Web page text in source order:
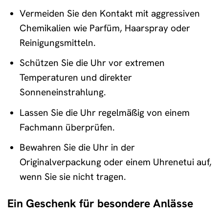
Vermeiden Sie den Kontakt mit aggressiven
Chemikalien wie Parfüm, Haarspray oder
Reinigungsmitteln.
Schützen Sie die Uhr vor extremen
Temperaturen und direkter
Sonneneinstrahlung.
Lassen Sie die Uhr regelmäßig von einem
Fachmann überprüfen.
Bewahren Sie die Uhr in der
Originalverpackung oder einem Uhrenetui auf,
wenn Sie sie nicht tragen.
Ein Geschenk für besondere Anlässe